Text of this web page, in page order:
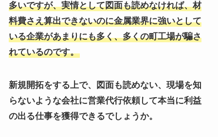
多いですが、実情として図面も読めなければ、材
料費さえ算出できないのに金属業界に強いとして
いる企業があまりにも多く、多くの町工場が騙さ
れているのです。
新規開拓をする上で、図面も読めない、現場を知
らないような会社に営業代行依頼して本当に利益
の出る仕事を獲得できるでしょうか。